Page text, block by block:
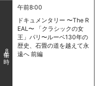
8
午前8:00
ドキュメンタリー 〜The R
EAL〜 「クラシックの女
王」パリ〜ルーベ130年の
歴史、石畳の道を越えて永
遠へ 前編